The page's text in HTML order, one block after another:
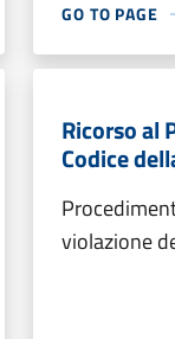
GO TO PAGE
Ricorso al
Codice
violazione